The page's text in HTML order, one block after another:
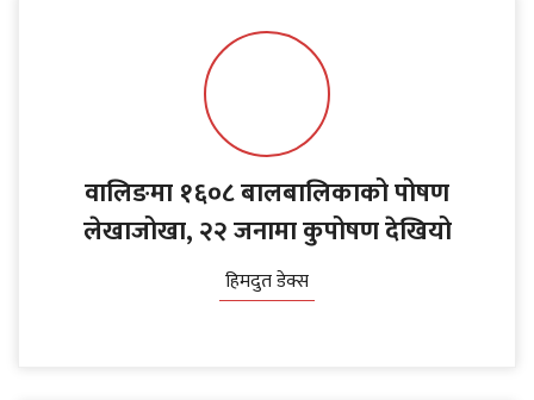
वालिङमा १६०८ बालबालिकाको पोषण
लेखाजोखा, २२ जनामा कुपोषण देखियो
हिमदुत डेक्स